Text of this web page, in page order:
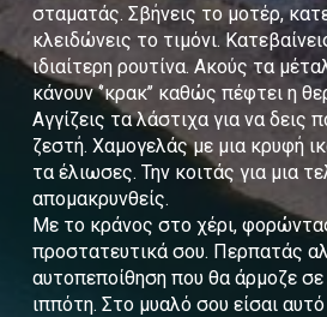
σταματάς. Σβήνεις το μοτέρ,
κλειδώνεις το τιμόνι.
ιδιαίτερη ρουτίνα. Ακούς τα
κάνουν ‘’κρακ’’ καθώς πέφτει η
Αγγίζεις τα λάστιχα για να δεις
ζεστή. Χαμογελάς με μια κρυφή
τα έλιωσες. Την κοιτάς για μια
απομακρυνθείς.
Με το κράνος στο χέρι,
προστατευτικά σου. Περπατάς
αυτοπεποίθηση που θα άρμοζε σε
ιππότη. Στο μυαλό σου είσαι